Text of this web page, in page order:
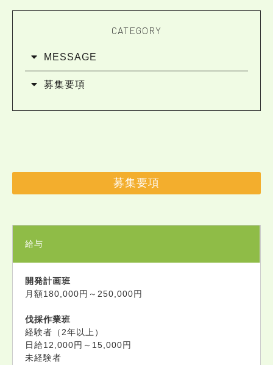
CATEGORY
MESSAGE
募集要項
募集要項
給与
開発計画班
月額180,000円～250,000円
伐採作業班
経験者（2年以上）
日給12,000円～15,000円
未経験者